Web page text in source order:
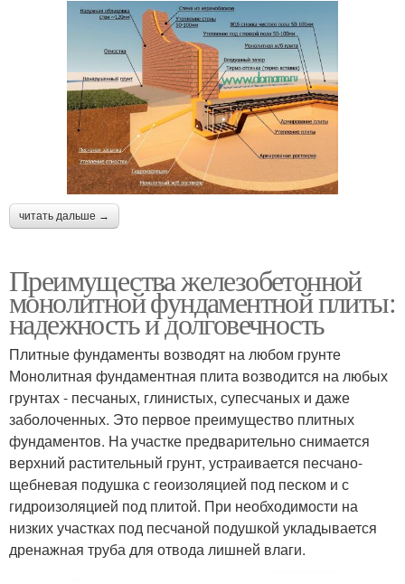
читать дальше →
Преимущества железобетонной
монолитной фундаментной плиты:
надежность и долговечность
Плитные фундаменты возводят на любом грунте
Монолитная фундаментная плита возводится на любых
грунтах - песчаных, глинистых, супесчаных и даже
заболоченных. Это первое преимущество плитных
фундаментов. На участке предварительно снимается
верхний растительный грунт, устраивается песчано-
щебневая подушка с геоизоляцией под песком и с
гидроизоляцией под плитой. При необходимости на
низких участках под песчаной подушкой укладывается
дренажная труба для отвода лишней влаги.